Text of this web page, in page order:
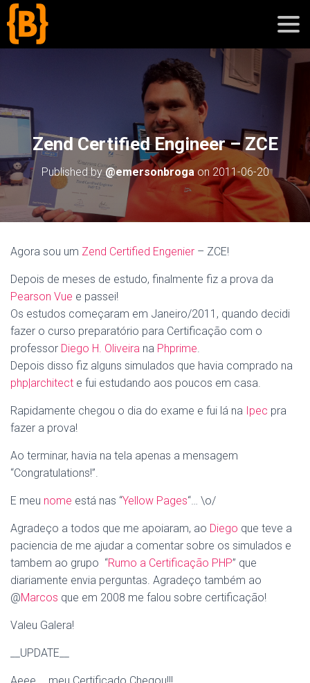
blog
sobre
cursos
Zend Certified Engineer – ZCE
Published by @emersonbrogaon 2011-06-20
Agora sou um Zend Certified Engenier – ZCE!
Depois de meses de estudo, finalmente fiz a prova da
Pearson Vue e passei!
Os estudos começaram em Janeiro/2011, quando decidi
fazer o curso preparatório para Certificação com o
professor Diego H. Oliveira na Phprime.
Depois disso fiz alguns simulados que havia comprado na
php|architect e fui estudando aos poucos em casa.
Rapidamente chegou o dia do exame e fui lá na Ipec pra
fazer a prova!
Ao terminar, havia na tela apenas a mensagem
“Congratulations!”.
E meu nome está nas “Yellow Pages“… \o/
Agradeço a todos que me apoiaram, ao Diego que teve a
paciencia de me ajudar a comentar sobre os simulados e
tambem ao grupo “Rumo a Certificação PHP” que
diariamente envia perguntas. Agradeço também ao
@Marcos que em 2008 me falou sobre certificação!
Valeu Galera!
__UPDATE__